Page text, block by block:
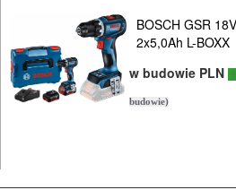
OGRODNICZE
NARZĘDZIA
PILARKI-
KOSIARKI-
CIŚNIENIOWE
BOSCH GSR
2x5,0Ah L-BOXX
w budowie PLN
budowie)